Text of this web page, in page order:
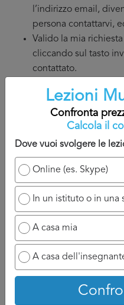
l’indirizzo email,
persona contattarvi,
Valido la mia
cliccando sul tasto
contattato.
A titolo indicativo, sarete
la domanda perché il
attimo di tempo per
Ovviamente se ha a
potrà chiamarvi appena
invece siete nell’attesa di
tempo di attesa un po più
la risposta per Lezioni
Torna su
Lezioni
Confronta
Calcola il
Dove vuoi svolgere le
Online (es. Skype)
In un istituto o in una
A casa mia
A casa